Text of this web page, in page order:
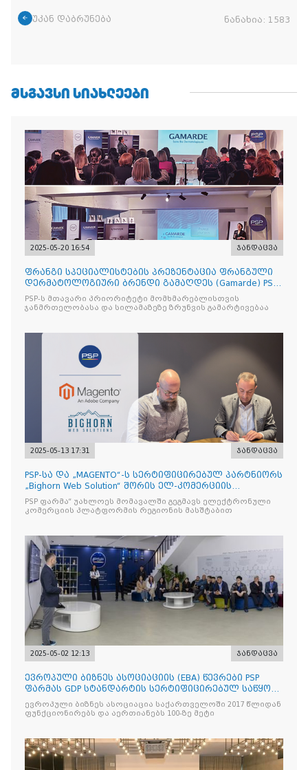
უკან დაბრუნება ნანახია: 1583
ᲛᲡᲒᲐᲕᲡᲘ ᲡᲘᲐᲮᲚᲔᲔᲑᲘ
2025-05-20 16:54 ჯანდაცვა
ფრანგი სპეციალისტების პრეზენტაცია ფრანგული
დერმატოლოგიური ბრენდი გამაღდეს (Gamarde) PSP-
ს ქსელის თან
PSP-ს მთავარი პრიორიტეტი მომხმარებლისთვის
ჯანმრთელობასა და სილამაზეზე ზრუნვის გამარტივებაა
2025-05-13 17:31 ჯანდაცვა
PSP-სა და „MAGENTO“-ს სერტიფიცირებულ პარტნიორს
„Bighorn Web Solution“ შორის ელ-კომერციის
პლატფორმის
PSP ფარმა“ უახლოეს მომავალში გეგმავს ელექტრონული
კომერციის პლატფორმის რეგიონის მასშტაბით
2025-05-02 12:13 ჯანდაცვა
ევროპული ბიზნეს ასოციაციის (EBA) წევრები PSP
ფარმას GDP სტანდარტის სერტიფიცირებულ საწყობს
ესტუმრენ
ევროპული ბიზნეს ასოციაცია საქართველოში 2017 წლიდან
ფუნქციონირებს და აერთიანებს 100-ზე მეტი